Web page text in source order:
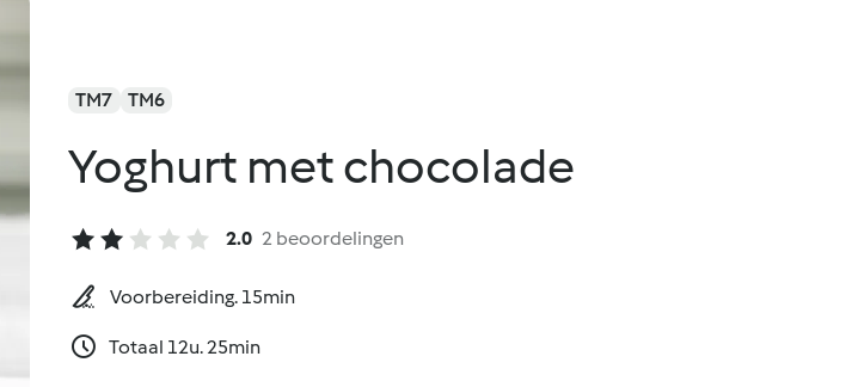
TM7 TM6
Yoghurt met chocolade
2.0 2 beoordelingen
Voorbereiding. 15min
Totaal 12u. 25min